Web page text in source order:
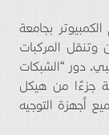
بجامعة
المركبات
دور “الشبكات
جزءًا من هيكل
أجهزة التوجيه